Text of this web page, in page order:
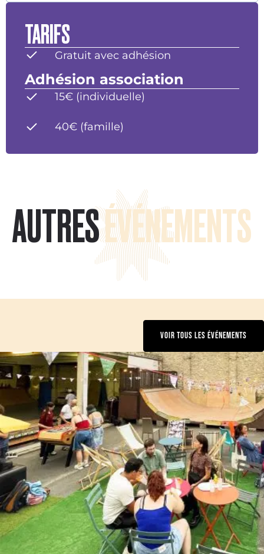
TARIFS
Gratuit avec adhésion
Adhésion association
15€ (individuelle)
40€ (famille)
AUTRESÉVÉNEMENTS
VOIR TOUS LES ÉVÉNEMENTS